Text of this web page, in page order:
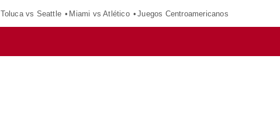
Toluca vs Seattle Miami vs Atlético Juegos Centroamericanos